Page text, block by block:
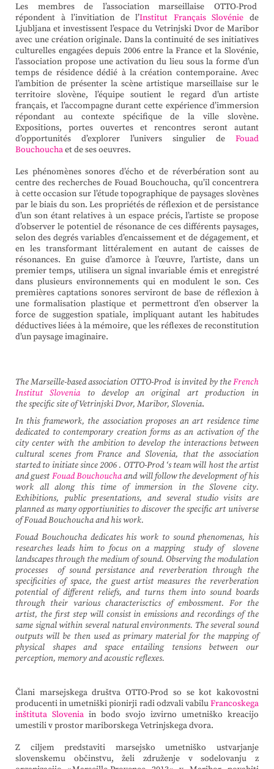
Les membres de l’association marseillaise OTTO-Prod
répondent à l’invitiation de l’Institut Français Slovénie de
Ljubljana et investissent l’espace du Vetrinjski Dvor de Maribor
avec une création originale. Dans la continuité de ses initiatives
culturelles engagées depuis 2006 entre la France et la Slovénie,
l’association propose une activation du lieu sous la forme d’un
temps de résidence dédié à la création contemporaine. Avec
l’ambition de présenter la scène artistique marseillaise sur le
territoire slovène, l’équipe soutient le regard d’un artiste
français, et l’accompagne durant cette expérience d’immersion
répondant au contexte spécifique de la ville slovène.
Expositions, portes ouvertes et rencontres seront autant
d’opportunités d’explorer l’univers singulier de
Fouad
Bouchouchaet de ses oeuvres.
Les phénomènes sonores d’écho et de réverbération sont au
centre des recherches de Fouad Bouchoucha, qu’il concentrera
à cette occasion sur l’étude topographique de paysages slovènes
par le biais du son. Les propriétés de réflexion et de persistance
d’un son étant relatives à un espace précis, l’artiste se propose
d’observer le potentiel de résonance de ces différents paysages,
selon des degrés variables d’encaissement et de dégagement, et
en les transformant littéralement en autant de caisses de
résonances. En guise d’amorce à l’œuvre, l’artiste, dans un
premier temps, utilisera un signal invariable émis et enregistré
dans plusieurs environnements qui en modulent le son. Ces
premières captations sonores serviront de base de réflexion à
une formalisation plastique et permettront d’en observer la
force de suggestion spatiale, impliquant autant les habitudes
déductives liées à la mémoire, que les réflexes de reconstitution
d’un paysage imaginaire.
The Marseille-based association OTTO-Prod is invited by theFrench
Institut Sloveniato develop an original art production in
the specific site of Vetrinjski Dvor, Maribor, Slovenia.
In this framework, the association proposes an art residence time
dedicated to contemporary creation forms as an activation of the
city center with the ambition to develop the interactions between
cultural scenes from France and Slovenia, that the association
started to initiate since 2006 . OTTO-Prod ‘s team will host the artist
and guestFouad Bouchouchaand will follow the development of his
work all along this time of immersion in the Slovene city.
Exhibitions, public presentations, and several studio visits are
planned as many opportiunities to discover the specific art universe
of Fouad Bouchoucha and his work.
Fouad Bouchoucha dedicates his work to sound phenomenas, his
researches leads him to focus on a mapping study of slovene
landscapes through the medium of sound. Observing the modulation
processes of sound persistance and reverberation through the
specificities of space, the guest artist measures the reverberation
potential of different reliefs, and turns them into sound boards
through their various characterisctics of embossment. For the
artist, the first step will consist in emissions and recordings of the
same signal within several natural environments. The several sound
outputs will be then used as primary material for the mapping of
physical shapes and space entailing tensions between our
perception, memory and acoustic reflexes.
Člani marsejskega društva OTTO-Prod so se kot kakovostni
producenti in umetniški pionirji radi odzvali vabiluFrancoskega
inštituta Slovenia in bodo svojo izvirno umetniško kreacijo
umestili v prostor mariborskega Vetrinjskega dvora.
Z ciljem predstaviti marsejsko umetniško ustvarjanje
slovenskemu občinstvu, želi združenje v sodelovanju z